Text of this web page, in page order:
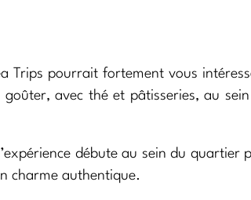
Trips pourrait fortement vous
avec thé et pâtisseries, au sein
débute au sein du quartier
charme authentique.